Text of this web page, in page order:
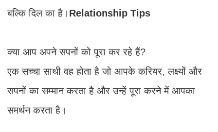
बल्कि दिल का है। Relationship Tips
क्या आप अपने सपनों को पूरा कर रहे हैं?
एक सच्चा साथी वह होता है जो आपके करियर, लक्ष्यों और
सपनों का सम्मान करता है और उन्हें पूरा करने में आपका
समर्थन करता है।